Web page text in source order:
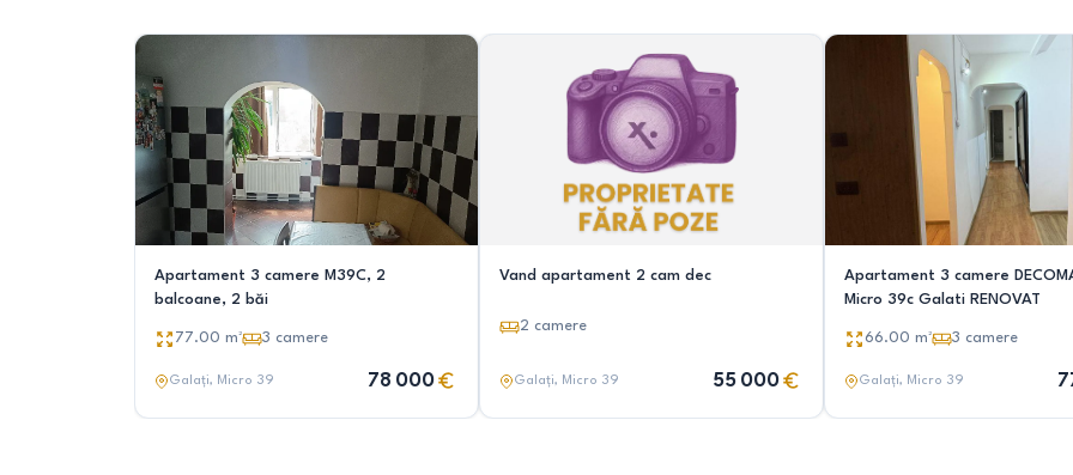
Apartament 3 camere M39C, 2
balcoane, 2 băi
77.00 m² 3 camere
Galați, Micro 39 78 000
Vand apartament 2 cam dec
2 camere
Galați, Micro 39 55 000
Apartament 3 camere
Micro 39c Galati RENOVAT
66.00 m² 3 camere
Galați, Micro 39